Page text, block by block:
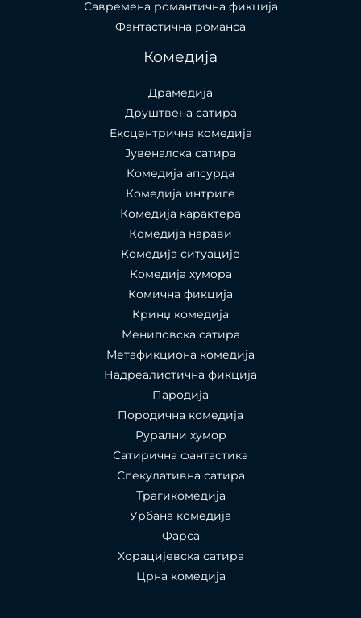
Савремена романтична фикција
Фантастична романса
Комедија
Драмедија
Друштвена сатира
Ексцентрична комедија
Јувеналска сатира
Комедија апсурда
Комедија интриге
Комедија карактера
Комедија нарави
Комедија ситуације
Комедија хумора
Комична фикција
Кринџ комедија
Мениповска сатира
Метафикциона комедија
Надреалистична фикција
Пародија
Породична комедија
Рурални хумор
Сатирична фантастика
Спекулативна сатира
Трагикомедија
Урбана комедија
Фарса
Хорацијевска сатира
Црна комедија